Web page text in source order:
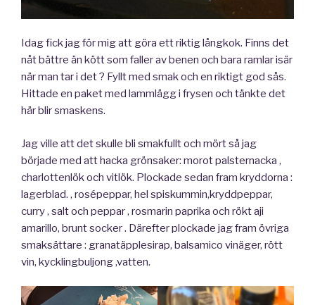
Idag fick jag för mig att göra ett riktig långkok. Finns det
nåt bättre än kött som faller av benen och bara ramlar isär
när man tar i det ? Fyllt med smak och en riktigt god sås.
Hittade en paket med lammlägg i frysen och tänkte det
här blir smaskens.
Jag ville att det skulle bli smakfullt och mört så jag
började med att hacka grönsaker: morot palsternacka ,
charlottenlök och vitlök. Plockade sedan fram kryddorna :
lagerblad. , rosépeppar, hel spiskummin,kryddpeppar,
curry , salt och peppar , rosmarin paprika och rökt aji
amarillo, brunt socker . Därefter plockade jag fram övriga
smaksättare : granatäpplesirap, balsamico vinäger, rött
vin, kycklingbuljong ,vatten.